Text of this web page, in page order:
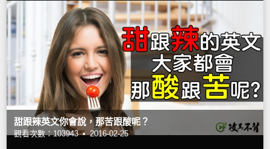
甜跟辣英文你會說，那苦跟酸呢？
觀看次數：103943 • 2016-02-25